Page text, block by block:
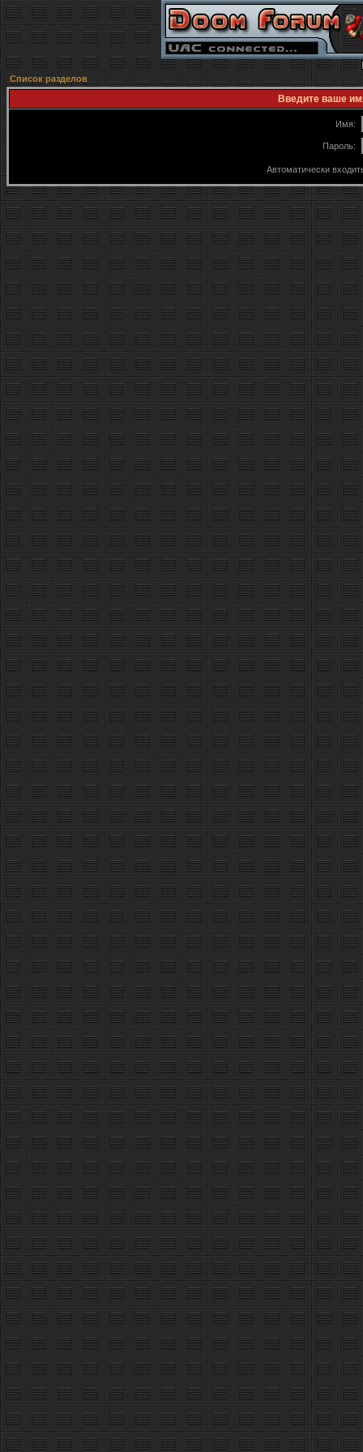
Список разделов
Введите ваше
Имя:
Пароль:
Автоматически